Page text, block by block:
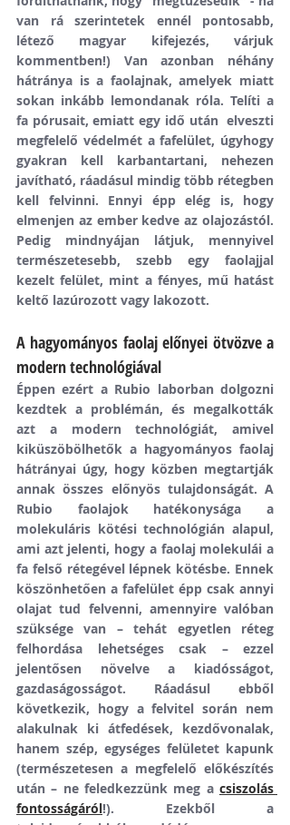
van rá szerintetek ennél pontosabb,
létező magyar kifejezés, várjuk
kommentben!) Van azonban néhány
hátránya is a faolajnak, amelyek miatt
sokan inkább lemondanak róla. Telíti a
fa pórusait, emiatt egy idő után  elveszti
megfelelő védelmét a fafelület, úgyhogy
gyakran kell karbantartani, nehezen
javítható, ráadásul mindig több rétegben
kell felvinni. Ennyi épp elég is, hogy
elmenjen az ember kedve az olajozástól.
Pedig mindnyájan látjuk, mennyivel
természetesebb, szebb egy faolajjal
kezelt felület, mint a fényes, mű hatást
keltő lazúrozott vagy lakozott.
A hagyományos faolaj előnyei ötvözve a
modern technológiával
Éppen ezért a Rubio laborban dolgozni
kezdtek a problémán, és megalkották
azt a modern technológiát, amivel
kiküszöbölhetők a hagyományos faolaj
hátrányai úgy, hogy közben megtartják
annak összes előnyös tulajdonságát. A
Rubio faolajok hatékonysága a
molekuláris kötési technológián alapul,
ami azt jelenti, hogy a faolaj molekulái a
fa felső rétegével lépnek kötésbe. Ennek
köszönhetően a fafelület épp csak annyi
olajat tud felvenni, amennyire valóban
szüksége van – tehát egyetlen réteg
felhordása lehetséges csak – ezzel
jelentősen növelve a kiadósságot,
gazdaságosságot. Ráadásul ebből
következik, hogy a felvitel során nem
alakulnak ki átfedések, kezdővonalak,
hanem szép, egységes felületet kapunk
(természetesen a megfelelő előkészítés
után – ne feledkezzünk meg a csiszolás
fontosságáról!). Ezekből a